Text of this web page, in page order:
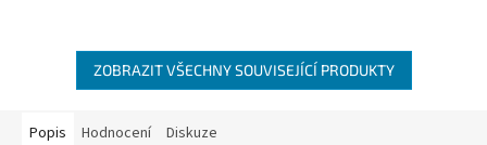
ZOBRAZIT VŠECHNY SOUVISEJÍCÍ PRODUKTY
Popis Hodnocení Diskuze